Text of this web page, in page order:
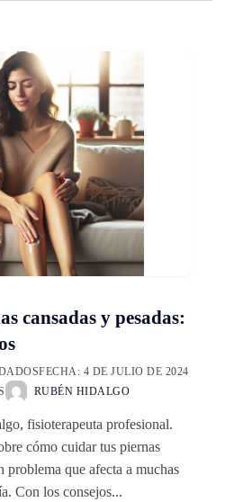
cansadas y pesadas:
FECHA: 4 DE JULIO DE 2024
RUBÉN HIDALGO
fisioterapeuta profesional.
cómo cuidar tus piernas
problema que afecta a muchas
Con los consejos...